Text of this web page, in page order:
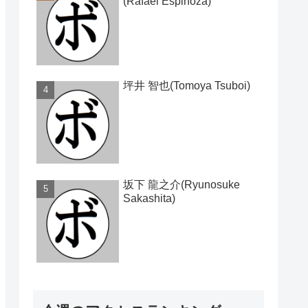
坪井 智也(Tomoya Tsuboi)
坂下 龍之介(Ryunosuke
Sakashita)